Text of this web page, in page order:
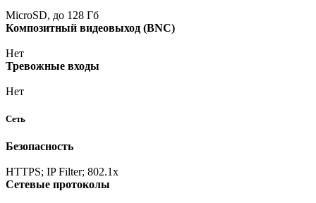
MicroSD, до 128 Гб
Композитный видеовыход (BNC)
Нет
Тревожные входы
Нет
Сеть
Безопасность
HTTPS; IP Filter; 802.1x
Сетевые протоколы